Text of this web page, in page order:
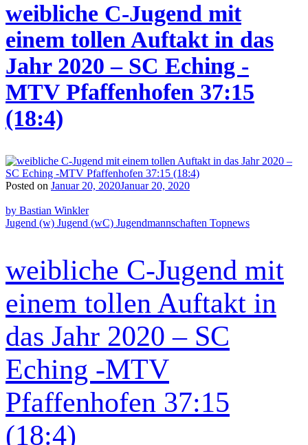
weibliche C-Jugend mit
einem tollen Auftakt in das
Jahr 2020 – SC Eching -
MTV Pfaffenhofen 37:15
(18:4)
Posted on Januar 20, 2020Januar 20, 2020
by Bastian Winkler
Jugend (w) Jugend (wC) Jugendmannschaften Topnews
weibliche C-Jugend mit
einem tollen Auftakt in
das Jahr 2020 – SC
Eching -MTV
Pfaffenhofen 37:15
(18:4)